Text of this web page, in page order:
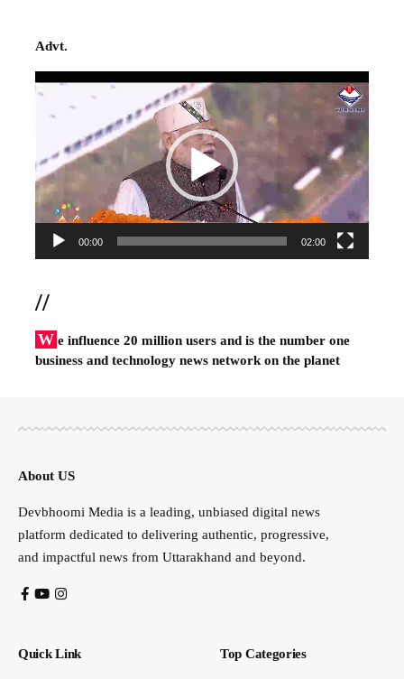
Advt.
Video
00:00 02:00
//
W e influence 20 million users and is the number one
business and technology news network on the planet
About US
Devbhoomi Media is a leading, unbiased digital news
platform dedicated to delivering authentic, progressive,
and impactful news from Uttarakhand and beyond.
Quick Link Top Categories